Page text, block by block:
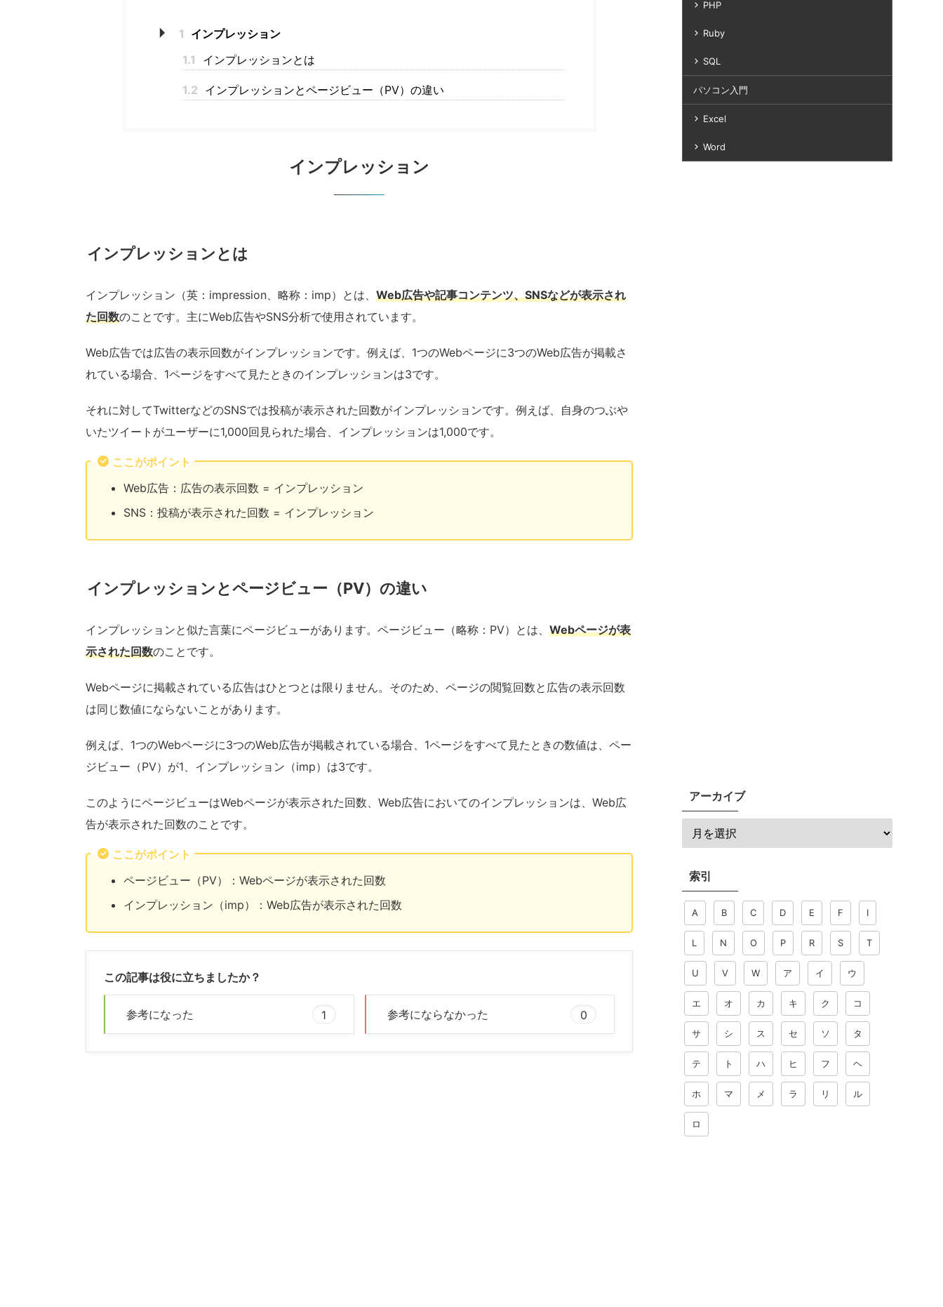
1 インプレッション
1.1
インプレッションとは
1.2 インプレッションとページビュー（PV）の違い
インプレッション
インプレッションとは
インプレッション（英：impression、略称：imp）とは、 Web広告や記事コンテンツ、SNSなどが表示され
た回数のことです。主にWeb広告やSNS分析で使用されています。
Web広告では広告の表示回数がインプレッションです。例えば、1つのWebページに3つのWeb広告が掲載さ
れている場合、1ページをすべて見たときのインプレッションは3です。
それに対してTwitterなどのSNSでは投稿が表示された回数がインプレッションです。例えば、自身のつぶや
いたツイートがユーザーに1,000回見られた場合、インプレッションは1,000です。
ここがポイント
Web広告：広告の表示回数 = インプレッション
SNS：投稿が表示された回数 = インプレッション
インプレッションとページビュー（PV）の違い
インプレッションと似た言葉にページビューがあります。ページビュー（略称：PV）とは、 Webページが表
示された回数のことです。
Webページに掲載されている広告はひとつとは限りません。そのため、ページの閲覧回数と広告の表示回数
は同じ数値にならないことがあります。
例えば、1つのWebページに3つのWeb広告が掲載されている場合、1ページをすべて見たときの数値は、ペー
ジビュー（PV）が1、インプレッション（imp）は3です。
このようにページビューはWebページが表示された回数、Web広告においてのインプレッションは、Web広
告が表示された回数のことです。
ここがポイント
ページビュー（PV）：Webページが表示された回数
インプレッション（imp）：Web広告が表示された回数
この記事は役に立ちましたか？
参考になった 1 参考にならなかった 0
PHP
Ruby
SQL
パソコン入門
Excel
Word
アーカイブ
索引
A B C D E F I
L N O P R S T
U V W ア イ ウ
エ オ カ キ ク コ
サ シ ス セ ソ タ
テ ト ハ ヒ フ ヘ
ホ マ メ ラ リ ル
ロ